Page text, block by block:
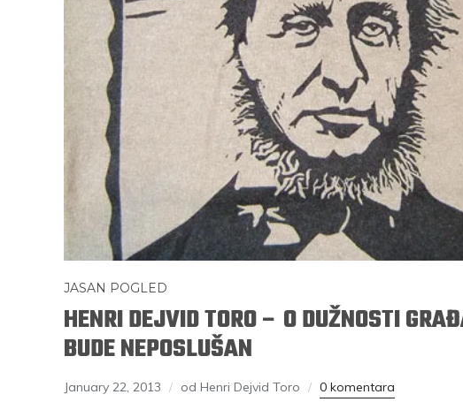
JASAN POGLED
HENRI DEJVID TORO – O DUŽNOSTI
BUDE NEPOSLUŠAN
January 22, 2013 od Henri Dejvid Toro 0 komentara